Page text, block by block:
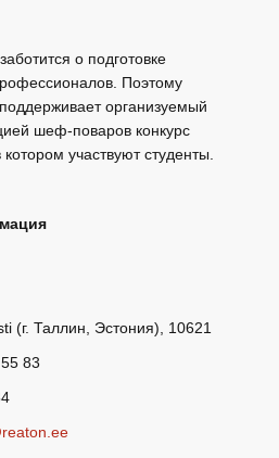
о подготовке
Поэтому
организуемый
шеф-поваров конкурс
участвуют студенты.
(г. Таллин, Эстония), 10621
83